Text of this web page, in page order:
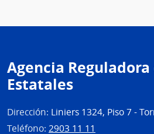
Agencia
Estatales
Dirección: Liniers 1324, Piso 7 -
Teléfono: 2903 11 11